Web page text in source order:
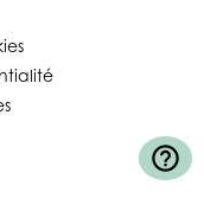
help_outline